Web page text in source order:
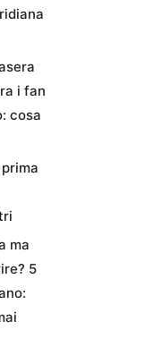
i fan
cosa
ma
5